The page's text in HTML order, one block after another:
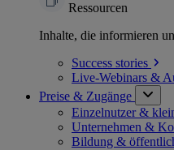
Ressourcen
Inhalte, die informieren
Success stories
Live-Webinars &
Preise & Zugänge
Einzelnutzer &
Unternehmen &
Bildung &